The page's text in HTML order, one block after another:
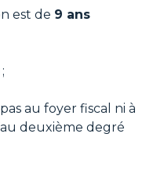
est de 9 ans
;
au foyer fiscal ni à
deuxième degré